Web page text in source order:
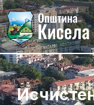
Skip
to
content